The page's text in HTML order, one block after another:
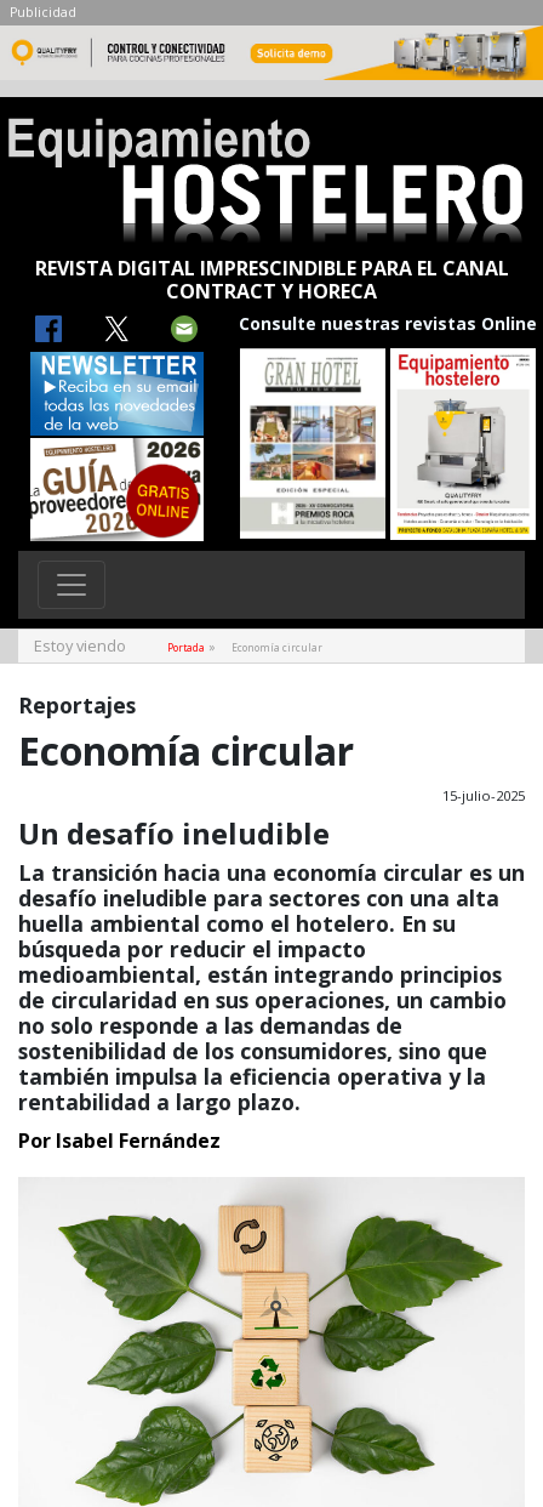
Publicidad
REVISTA DIGITAL IMPRESCINDIBLE PARA EL CANAL
CONTRACT Y HORECA
Consulte nuestras revistas Online
Estoy viendo Portada » Economía circular
Reportajes
Economía circular
15-julio-2025
Un desafío ineludible
La transición hacia una economía circular es un
desafío ineludible para sectores con una alta
huella ambiental como el hotelero. En su
búsqueda por reducir el impacto
medioambiental, están integrando principios
de circularidad en sus operaciones, un cambio
no solo responde a las demandas de
sostenibilidad de los consumidores, sino que
también impulsa la eficiencia operativa y la
rentabilidad a largo plazo.
Por Isabel Fernández